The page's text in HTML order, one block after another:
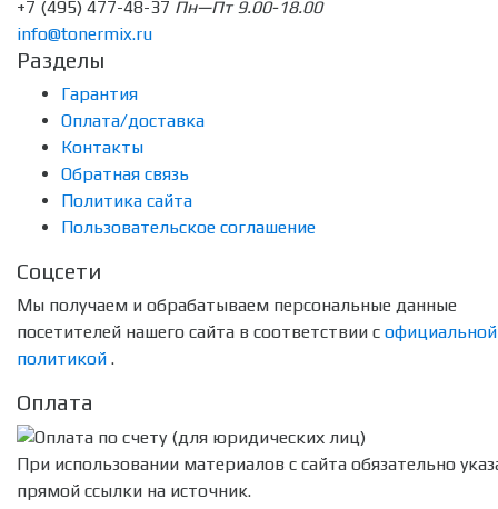
+7 (495) 477-48-37 Пн—Пт 9.00-18.00
info@tonermix.ru
Разделы
Гарантия
Оплата/доставка
Контакты
Обратная связь
Политика сайта
Пользовательское соглашение
Соцсети
Мы получаем и обрабатываем персональные данные
посетителей нашего сайта в соответствии с официальной
политикой .
Оплата
При использовании материалов с сайта обязательно
прямой ссылки на источник.